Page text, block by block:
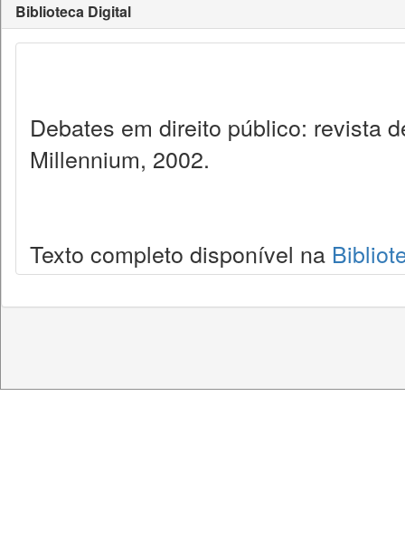
Biblioteca Digital
Debates em direito público: revista
Millennium, 2002.
Texto completo disponível na